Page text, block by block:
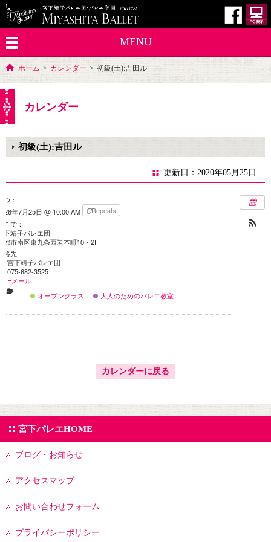
MENU
ホーム > カレンダー > 初級(土):吉田ル
カレンダー
初級(土):吉田ル
更新日：2020年05月25日
つ：
年7月25日 @ 10:00 AM
Repeats
こで：
下靖子バレエ団
都市南区東九条西岩本町10・2F
絡先:
宮下靖子バレエ団
075-682-3525
Eメール
オープンクラス
大人のためのバレエ教室
カレンダーに戻る
宮下バレエHOME
ブログ・お知らせ
アクセスマップ
お問い合わせフォーム
プライバシーポリシー